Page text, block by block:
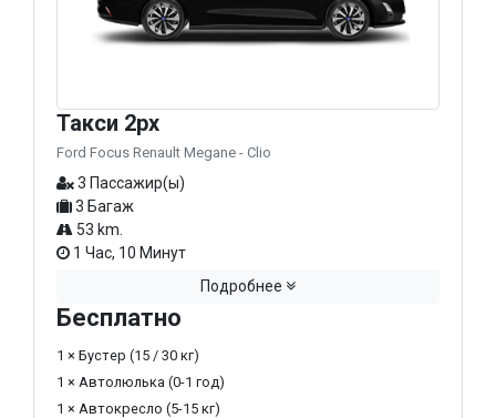
Такси 2px
Ford Focus Renault Megane - Clio
3 Пассажир(ы)
3 Багаж
53 km.
1 Час, 10 Минут
Подробнее
Бесплатно
1 × Бустер (15 / 30 кг)
1 × Автолюлька (0-1 год)
1 × Автокресло (5-15 кг)